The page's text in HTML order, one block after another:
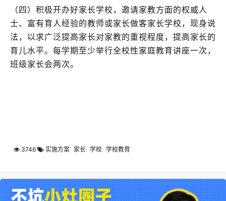
（四）积极开办好家长学校，邀请家教方面的权威人
士、富有育人经验的教师或家长做客家长学校，现身说
法，以求广泛提高家长对家教的重视程度，提高家长的
育儿水平。每学期至少举行全校性家庭教育讲座一次，
班级家长会两次。
3746 实施方案 家长 学校 学校教育